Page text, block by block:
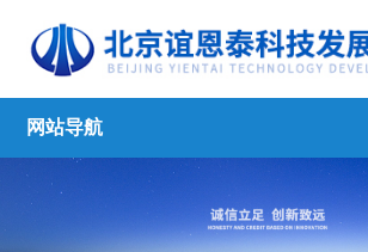
网站导航